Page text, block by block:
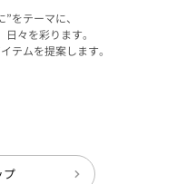
をテーマに、
々を彩ります。
テムを提案します。
プ